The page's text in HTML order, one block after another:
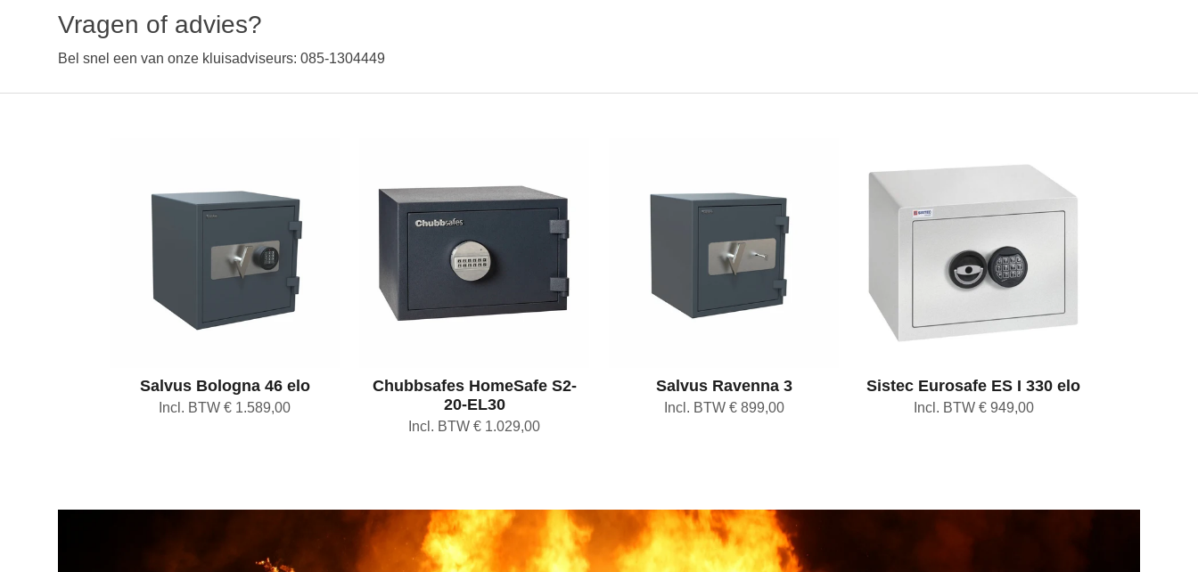
Vragen of advies?
Bel snel een van onze kluisadviseurs: 085-1304449
Salvus Bologna 46 elo
Incl. BTW € 1.589,00
Chubbsafes HomeSafe S2-
20-EL30
Incl. BTW € 1.029,00
Salvus Ravenna 3
Incl. BTW € 899,00
Sistec Eurosafe ES I 330 elo
Incl. BTW € 949,00